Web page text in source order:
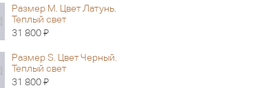
Размер M. Цвет Латунь.
Теплый свет
31 800Я
Размер S. Цвет Черный.
Теплый свет
31 800Я